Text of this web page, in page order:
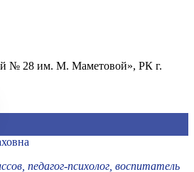
№ 28 им. М. Маметовой», РК г.
педагог-психолог, воспитатель